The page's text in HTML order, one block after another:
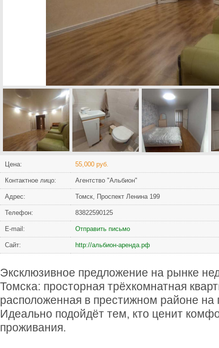
Цена: 55,000 руб.
Контактное лицо: Агентство "Альбион"
Адрес: Томск, Проспект Ленина 199
Телефон: 83822590125
Е-mail: Отправить письмо
Сайт: http://альбион-аренда.рф
Эксклюзивное предложение на рынке
Томска: просторная трёхкомнатная
расположенная в престижном районе на
Идеально подойдёт тем, кто ценит
проживания.